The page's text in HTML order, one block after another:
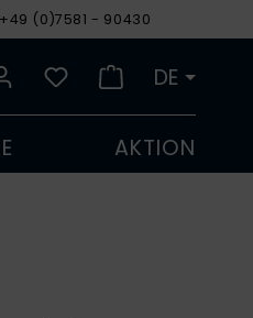
(0)7581 - 90430
€
DE
AKTION